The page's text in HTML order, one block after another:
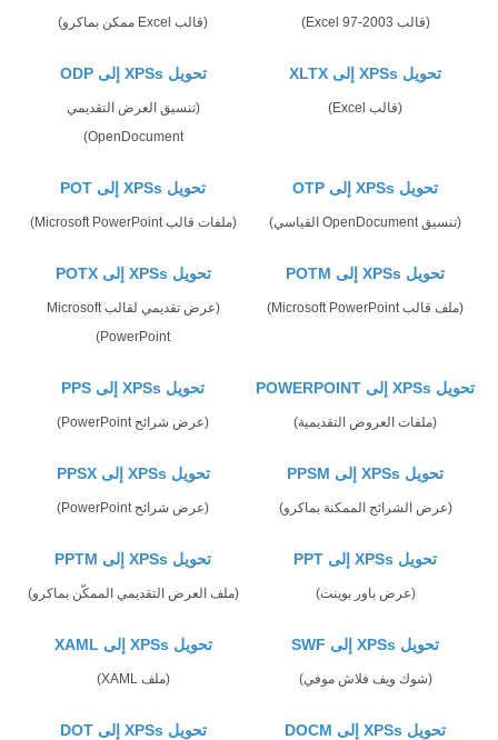
(قالب Excel 97-2003) (قالب Excel ممكن بماكرو)
تحويل XPSs إلى XLTX
(قالب Excel)
تحويل XPSs إلى ODP
(تنسيق العرض التقديمي
OpenDocument)
تحويل XPSs إلى OTP
(تنسيق OpenDocument القياسي)
تحويل XPSs إلى POT
(ملفات قالب Microsoft PowerPoint)
تحويل XPSs إلى POTM
(ملف قالب Microsoft PowerPoint)
تحويل XPSs إلى POTX
(عرض تقديمي لقالب Microsoft
PowerPoint)
تحويل XPSs إلى POWERPOINT
(ملفات العروض التقديمية)
تحويل XPSs إلى PPS
(عرض شرائح PowerPoint)
تحويل XPSs إلى PPSM
(عرض الشرائح الممكنة بماكرو)
تحويل XPSs إلى PPSX
(عرض شرائح PowerPoint)
تحويل XPSs إلى PPT
(عرض باور بوينت)
تحويل XPSs إلى PPTM
(ملف العرض التقديمي الممكّن بماكرو)
تحويل XPSs إلى SWF
(شوك ويف فلاش موفي)
تحويل XPSs إلى XAML
(ملف XAML)
تحويل XPSs إلى DOCM تحويل XPSs إلى DOT